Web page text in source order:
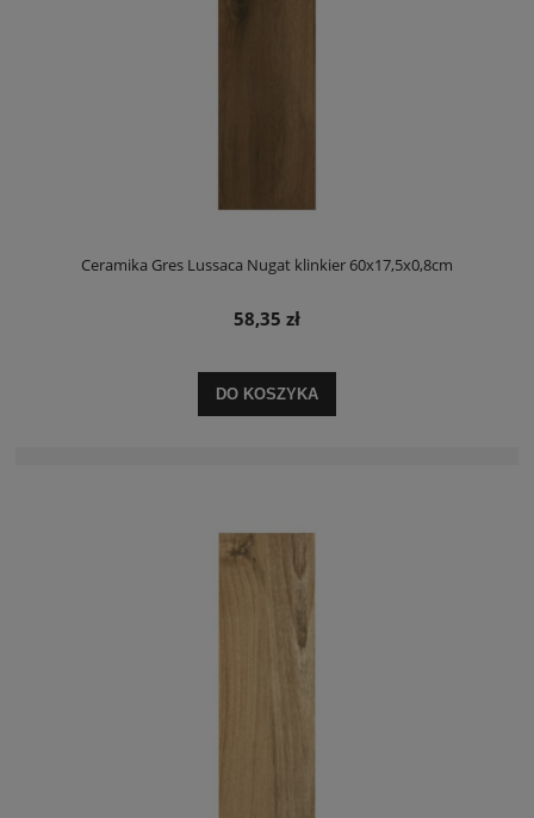
Ceramika Gres Lussaca Nugat klinkier 60x17,5x0,8cm
58,35 zł
DO KOSZYKA